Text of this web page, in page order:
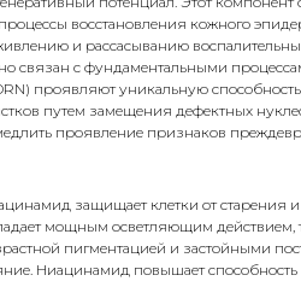
восстановления кожного
и рассасыванию
связан с фундаментальными
проявляют уникальную
путем замещения дефектных
проявление признаков
защищает клетки от старения и
мощным осветляющим действием,
пигментацией и застойными
Ниацинамид повышает